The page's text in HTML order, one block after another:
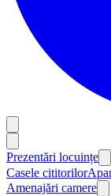
Prezentări locuințe
Casele cititorilor
Amenajări camere